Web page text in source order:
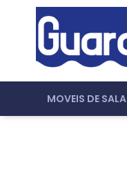
MOVEIS DE SALA